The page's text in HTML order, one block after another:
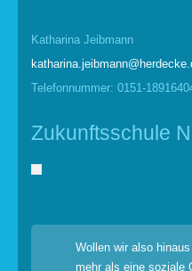
Katharina Jeibmann
Telefonnummer: 0151-
Zukunftsschule
Wollen wir also
mehr als eine soziale